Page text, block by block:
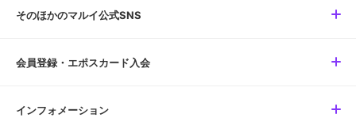
そのほかのマルイ公式SNS
会員登録・エポスカード入会
インフォメーション